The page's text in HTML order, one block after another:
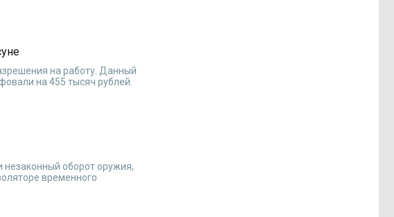
на работу. Данный
на 455 тысяч рублей.
оборот оружия,
временного